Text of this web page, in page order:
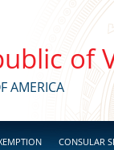
of
AMERICA
CONSULAR